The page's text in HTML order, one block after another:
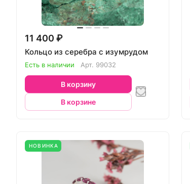
11 400 ₽
Кольцо из серебра с изумрудом
Есть в наличии Арт. 99032
В корзину
В корзине
НОВИНКА